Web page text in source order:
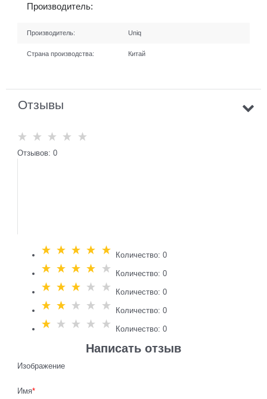
Производитель:
Производитель: Uniq
Страна производства: Китай
Отзывы
Отзывов: 0
Количество: 0
Количество: 0
Количество: 0
Количество: 0
Количество: 0
Написать отзыв
Изображение
Имя